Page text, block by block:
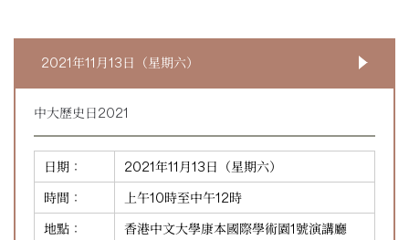
2021年11月13日（星期六）
中大歷史日2021
日期：
2021年11月13日（星期六）
時間：
上午10時至中午12時
地點：
香港中文大學康本國際學術園1號演講廳